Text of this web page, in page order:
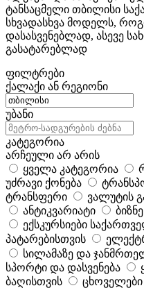
ტანსაცმელი თბილისი
სხვადასხვა მოდელს,
დასასვენებლად, ასევე
გასატარებლად
ფილტრები
ქალაქი ან რეგიონი
უბანი
კატეგორია
არჩეული არ არის
ყველა კატეგორია
უძრავი ქონება
ტრანსფერი
ვალუტის
ანტიკვარიატი
ექსკურსიები
პატარებისთვის
სილამაზე და
სპორტი და დასვენება
ბაღისთვის